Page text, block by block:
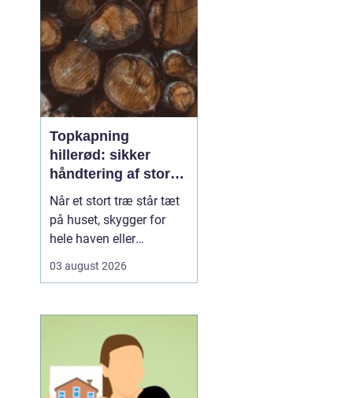
Topkapning
hillerød: sikker
håndtering af store
træer i tæt
bebyggelse
Når et stort træ står tæt
på huset, skygger for
hele haven eller
ud, kan almindelig
fra nok. I Hillerød, hvor
mange kvarterer ligger
tæt og har gamle træer,
er kontrolleret
topkapning ofte den
03 august 2026